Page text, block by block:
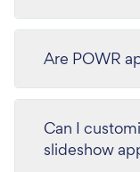
Are POWR
Can I
slideshow